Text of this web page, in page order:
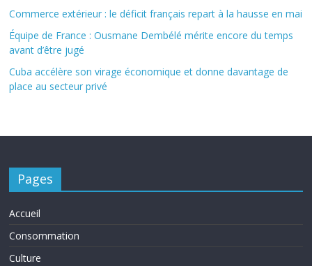
Commerce extérieur : le déficit français repart à la hausse en mai
Équipe de France : Ousmane Dembélé mérite encore du temps
avant d’être jugé
Cuba accélère son virage économique et donne davantage de
place au secteur privé
Pages
Accueil
Consommation
Culture